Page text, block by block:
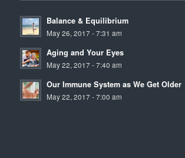
Balance & Equilibrium
May 26, 2017 - 7:31 am
Aging and Your Eyes
May 22, 2017 - 7:40 am
Our Immune System as We Get Older
May 22, 2017 - 7:00 am